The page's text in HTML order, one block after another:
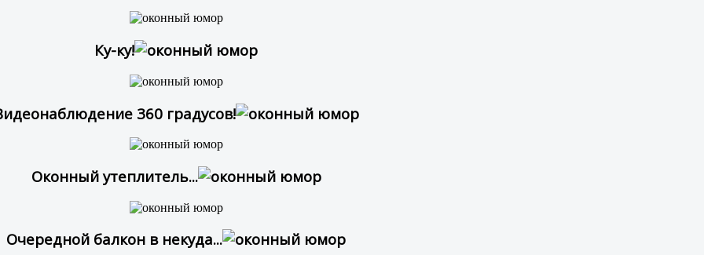
Ку-ку!
360 градусов!
Оконный утеплитель...
Очередной балкон в некуда...